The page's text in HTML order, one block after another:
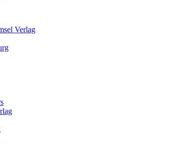
Verlag